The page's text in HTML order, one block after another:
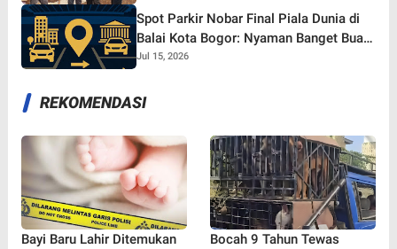
Spot Parkir Nobar Final Piala Dunia di
Balai Kota Bogor: Nyaman Banget Buat
Nonton Bareng!
Jul 15, 2026
REKOMENDASI
Bayi Baru Lahir Ditemukan
Bocah 9 Tahun Tewas